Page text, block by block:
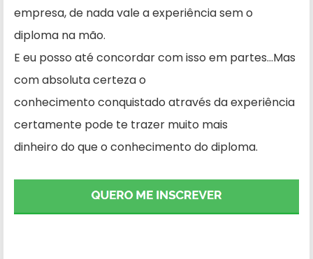
empresa, de nada vale a experiência sem o
diploma na mão.
E eu posso até concordar com isso em partes…Mas
com absoluta certeza o
conhecimento conquistado através da experiência
certamente pode te trazer muito mais
dinheiro do que o conhecimento do diploma.